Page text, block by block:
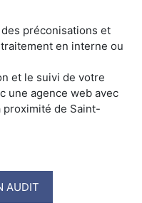
préconisations et
en interne ou
et le suivi de votre
une agence web avec
de Saint-
AUDIT